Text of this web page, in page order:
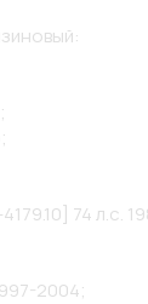
74 л.с.
2004;